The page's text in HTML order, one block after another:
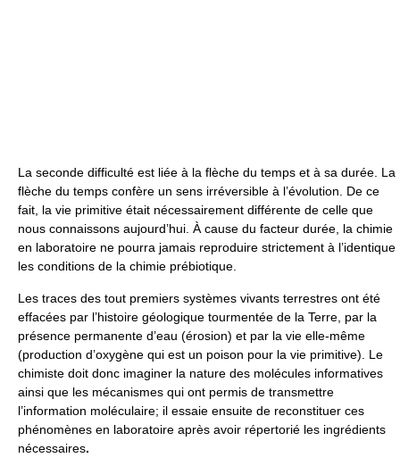
La seconde difficulté est liée à la flèche du temps et à sa durée. La
flèche du temps confère un sens irréversible à l’évolution. De ce
fait, la vie primitive était nécessairement différente de celle que
nous connaissons aujourd’hui. À cause du facteur durée, la chimie
en laboratoire ne pourra jamais reproduire strictement à l’identique
les conditions de la chimie prébiotique.
Les traces des tout premiers systèmes vivants terrestres ont été
effacées par l’histoire géologique tourmentée de la Terre, par la
présence permanente d’eau (érosion) et par la vie elle-même
(production d’oxygène qui est un poison pour la vie primitive). Le
chimiste doit donc imaginer la nature des molécules informatives
ainsi que les mécanismes qui ont permis de transmettre
l’information moléculaire; il essaie ensuite de reconstituer ces
phénomènes en laboratoire après avoir répertorié les ingrédients
nécessaires.